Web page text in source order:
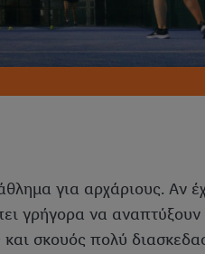
για αρχάριους. Αν
γρήγορα να
σκουός πολύ